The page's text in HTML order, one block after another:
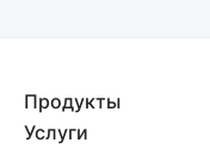
Продукты
Услуги